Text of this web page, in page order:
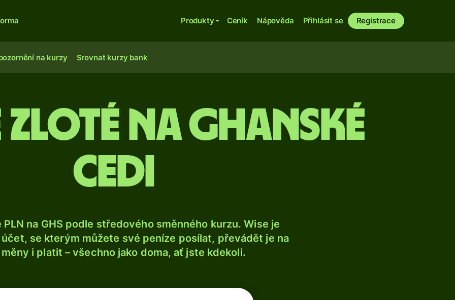
Produkty Ceník Nápověda Přihlásit se Registrace
na kurzy Srovnat kurzy bank
zloté na ghanské
cedi
na GHS podle středového směnného kurzu. Wise je
se kterým můžete své peníze posílat, převádět je na
i platit – všechno jako doma, ať jste kdekoli.